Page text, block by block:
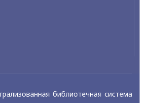
библиотечная система